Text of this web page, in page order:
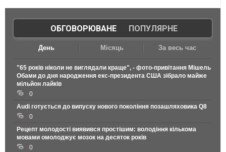
ОБГОВОРЮВАНЕ| ПОПУЛЯРНЕ
День Місяць За весь час
"65 років ніколи не виглядали краще", - фото-привітання Мішель
Обами до дня народження екс-президента США зібрало майже
мільйон лайків
0
Audi готується до випуску нового покоління позашляховика Q8
0
Рецепт молодості виявився простішим: володіння кількома
мовами омолоджує мозок на десяток років
0